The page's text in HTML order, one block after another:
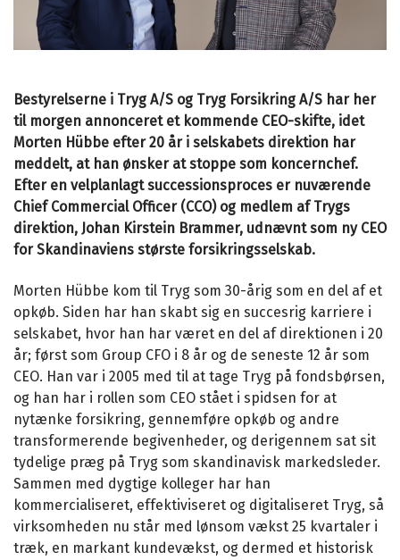
Bestyrelserne i Tryg A/S og Tryg Forsikring A/S har her
til morgen annonceret et kommende CEO-skifte, idet
Morten Hübbe efter 20 år i selskabets direktion har
meddelt, at han ønsker at stoppe som koncernchef.
Efter en velplanlagt successionsproces er nuværende
Chief Commercial Officer (CCO) og medlem af Trygs
direktion, Johan Kirstein Brammer, udnævnt som ny CEO
for Skandinaviens største forsikringsselskab.
Morten Hübbe kom til Tryg som 30-årig som en del af et
opkøb. Siden har han skabt sig en succesrig karriere i
selskabet, hvor han har været en del af direktionen i 20
år; først som Group CFO i 8 år og de seneste 12 år som
CEO. Han var i 2005 med til at tage Tryg på fondsbørsen,
og han har i rollen som CEO stået i spidsen for at
nytænke forsikring, gennemføre opkøb og andre
transformerende begivenheder, og derigennem sat sit
tydelige præg på Tryg som skandinavisk markedsleder.
Sammen med dygtige kolleger har han
kommercialiseret, effektiviseret og digitaliseret Tryg, så
virksomheden nu står med lønsom vækst 25 kvartaler i
træk, en markant kundevækst, og dermed et historisk